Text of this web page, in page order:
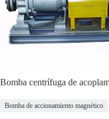
Bomba centrífuga de
Bomba de accionamiento magnético